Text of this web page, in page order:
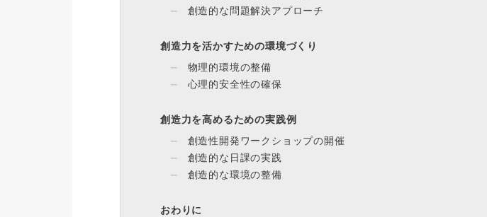
創造的な問題解決アプローチ
創造力を活かすための環境づくり
物理的環境の整備
心理的安全性の確保
創造力を高めるための実践例
創造性開発ワークショップの開催
創造的な日課の実践
創造的な環境の整備
おわりに